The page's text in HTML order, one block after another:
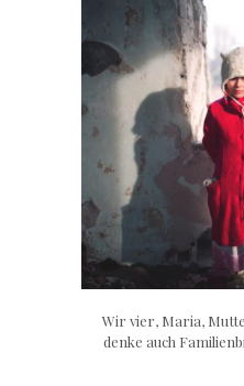
Wir vier, Maria,
denke auch